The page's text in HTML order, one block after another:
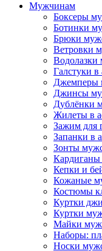
Мужчинам
Боксеры
Ботинки
Брюки
Ветровки
Водолазки
Галстуки в
Джемперы
Джинсы
Дублёнки
Жилеты в
Зажим для
Запанки в
Зонты
Кепки и
Кожаные
Костюмы
Куртки
Куртки
Майки
Наборы:
Носки